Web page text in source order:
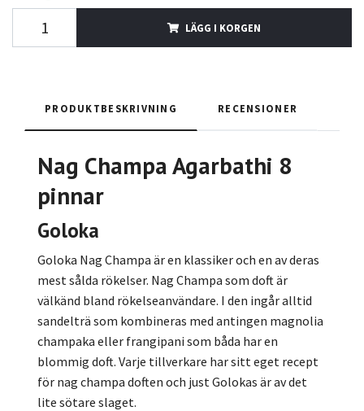
LÄGG I KORGEN
PRODUKTBESKRIVNING RECENSIONER
Nag Champa Agarbathi 8
pinnar
Goloka
Goloka Nag Champa är en klassiker och en av deras
mest sålda rökelser. Nag Champa som doft är
välkänd bland rökelseanvändare. I den ingår alltid
sandelträ som kombineras med antingen magnolia
champaka eller frangipani som båda har en
blommig doft. Varje tillverkare har sitt eget recept
för nag champa doften och just Golokas är av det
lite sötare slaget.